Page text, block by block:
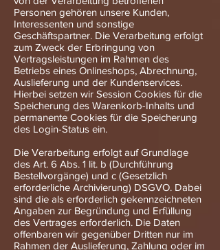
Personen gehören unsere Kunden,
Interessenten und sonstige
Geschäftspartner. Die Verarbeitung erfolgt
zum Zweck der Erbringung von
Vertragsleistungen im Rahmen des
Betriebs eines Onlineshops, Abrechnung,
Auslieferung und der Kundenservices.
Hierbei setzen wir Session Cookies für die
Speicherung des Warenkorb-Inhalts und
permanente Cookies für die Speicherung
des Login-Status ein.
Die Verarbeitung erfolgt auf Grundlage
des Art. 6 Abs. 1 lit. b (Durchführung
Bestellvorgänge) und c (Gesetzlich
erforderliche Archivierung) DSGVO. Dabei
sind die als erforderlich gekennzeichneten
Angaben zur Begründung und Erfüllung
des Vertrages erforderlich. Die Daten
offenbaren wir gegenüber Dritten nur im
Rahmen der Auslieferung, Zahlung oder im